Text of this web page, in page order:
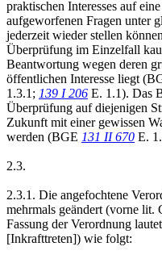
praktischen Interesses auf
aufgeworfenen Fragen unter
jederzeit wieder stellen
Überprüfung im Einzelfall
Beantwortung wegen deren
öffentlichen Interesse liegt
1.3.1; 139 I 206 E. 1.1). Das
Überprüfung auf diejenigen
Zukunft mit einer gewissen
werden (BGE 131 II 670 E.
2.3.
2.3.1. Die angefochtene
mehrmals geändert (vorne lit.
Fassung der Verordnung
[Inkrafttreten]) wie folgt: